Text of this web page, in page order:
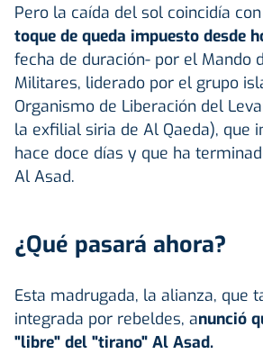
Pero la caída del sol coincidía
toque de queda impuesto desde
fecha de duración- por el Mando
Militares, liderado por el grupo
Organismo de Liberación del
la exfilial siria de Al Qaeda), que
hace doce días y que ha
Al Asad.
¿Qué pasará ahora?
Esta madrugada, la alianza, que
integrada por rebeldes, anunció
"libre" del "tirano" Al Asad.